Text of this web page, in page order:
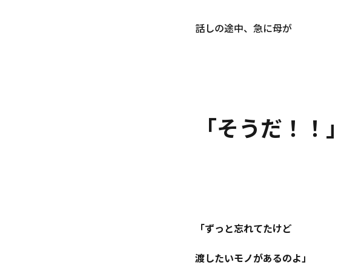
話しの途中、急に母が
「そうだ！！」
「ずっと忘れてたけど
渡したいモノがあるのよ」